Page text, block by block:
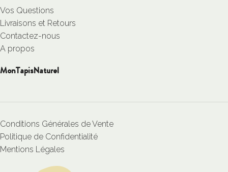
Vos Questions
Livraisons et Retours
Contactez-nous
A propos
MonTapisNaturel
Conditions Générales de Vente
Politique de Confidentialité
Mentions Légales